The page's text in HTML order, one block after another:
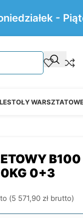
-
STOŁY
0+3
(5 571,90 zł brutto)